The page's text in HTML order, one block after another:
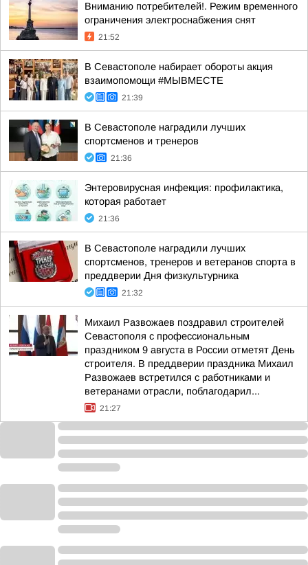
Вниманию потребителей!. Режим временного
ограничения электроснабжения снят
21:52
В Севастополе набирает обороты акция
взаимопомощи #МЫВМЕСТЕ
21:39
В Севастополе наградили лучших
спортсменов и тренеров
21:36
Энтеровирусная инфекция: профилактика,
которая работает
21:36
В Севастополе наградили лучших
спортсменов, тренеров и ветеранов спорта в
преддверии Дня физкультурника
21:32
Михаил Развожаев поздравил строителей
Севастополя с профессиональным
праздником 9 августа в России отметят День
строителя. В преддверии праздника Михаил
Развожаев встретился с работниками и
ветеранами отрасли, поблагодарил...
21:27